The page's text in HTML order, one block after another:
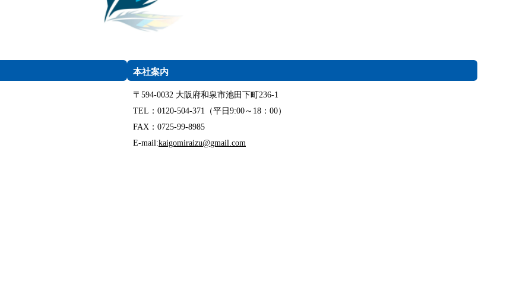
本社案内
〒594-0032 大阪府和泉市池田下町236-1
TEL：0120-504-371（平日9:00～18：00）
FAX：0725-99-8985
E-mail:kaigomiraizu@gmail.com